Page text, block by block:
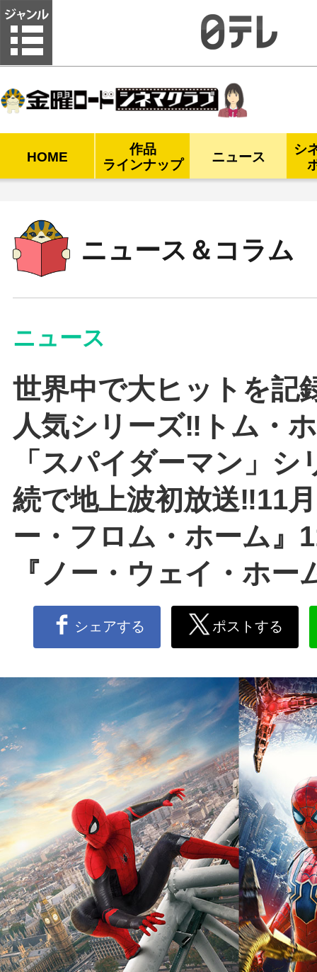
HOME
作品
ラインナップ
ニュース
シ
ニュース＆コラム
ニュース
世界中で大ヒットを記
人気シリーズ‼トム・
「スパイダーマン」シ
続で地上波初放送‼11
ー・フロム・ホーム』
『ノー・ウェイ・ホー
シェアする ポストする